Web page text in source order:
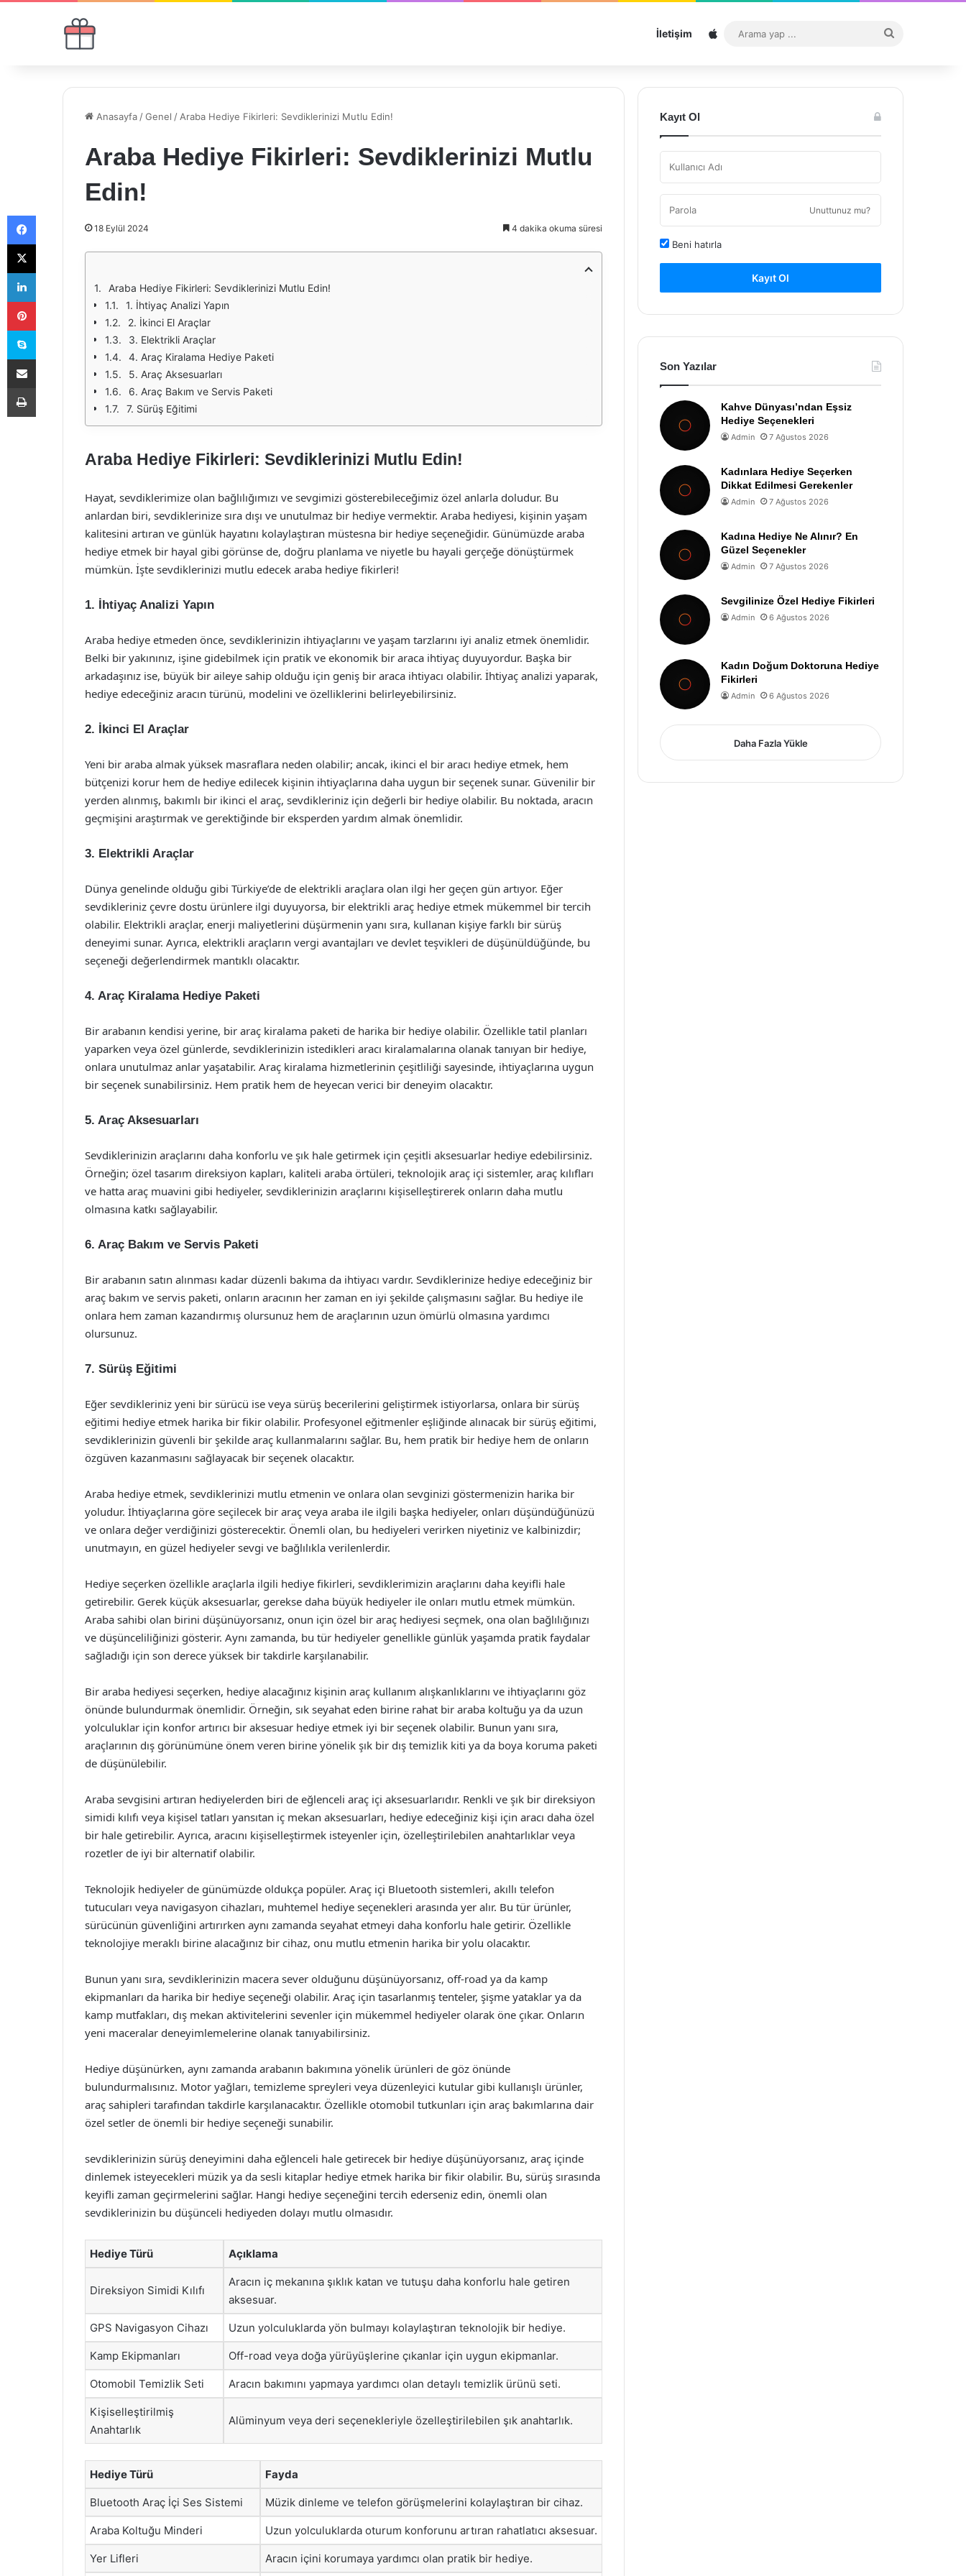
İletişim Sitemap
...
Anasayfa /Genel / Araba Hediye Fikirleri: Sevdiklerinizi Mutlu Edin!
Araba Hediye Fikirleri: Sevdiklerinizi Mutlu
Edin!
18 Eylül 2024 4 dakika okuma süresi
Araba Hediye Fikirleri: Sevdiklerinizi Mutlu Edin!
1. İhtiyaç Analizi Yapın
2. İkinci El Araçlar
3. Elektrikli Araçlar
4. Araç Kiralama Hediye Paketi
5. Araç Aksesuarları
6. Araç Bakım ve Servis Paketi
7. Sürüş Eğitimi
Araba Hediye Fikirleri: Sevdiklerinizi Mutlu Edin!
Hayat, sevdiklerimize olan bağlılığımızı ve sevgimizi gösterebileceğimiz özel anlarla doludur. Bu
anlardan biri, sevdiklerinize sıra dışı ve unutulmaz bir hediye vermektir. Araba hediyesi, kişinin yaşam
kalitesini artıran ve günlük hayatını kolaylaştıran müstesna bir hediye seçeneğidir. Günümüzde araba
hediye etmek bir hayal gibi görünse de, doğru planlama ve niyetle bu hayali gerçeğe dönüştürmek
mümkün. İşte sevdiklerinizi mutlu edecek araba hediye fikirleri!
1. İhtiyaç Analizi Yapın
Araba hediye etmeden önce, sevdiklerinizin ihtiyaçlarını ve yaşam tarzlarını iyi analiz etmek önemlidir.
Belki bir yakınınız, işine gidebilmek için pratik ve ekonomik bir araca ihtiyaç duyuyordur. Başka bir
arkadaşınız ise, büyük bir aileye sahip olduğu için geniş bir araca ihtiyacı olabilir. İhtiyaç analizi yaparak,
hediye edeceğiniz aracın türünü, modelini ve özelliklerini belirleyebilirsiniz.
2. İkinci El Araçlar
Yeni bir araba almak yüksek masraflara neden olabilir; ancak, ikinci el bir aracı hediye etmek, hem
bütçenizi korur hem de hediye edilecek kişinin ihtiyaçlarına daha uygun bir seçenek sunar. Güvenilir bir
yerden alınmış, bakımlı bir ikinci el araç, sevdikleriniz için değerli bir hediye olabilir. Bu noktada, aracın
geçmişini araştırmak ve gerektiğinde bir eksperden yardım almak önemlidir.
3. Elektrikli Araçlar
Dünya genelinde olduğu gibi Türkiye’de de elektrikli araçlara olan ilgi her geçen gün artıyor. Eğer
sevdikleriniz çevre dostu ürünlere ilgi duyuyorsa, bir elektrikli araç hediye etmek mükemmel bir tercih
olabilir. Elektrikli araçlar, enerji maliyetlerini düşürmenin yanı sıra, kullanan kişiye farklı bir sürüş
deneyimi sunar. Ayrıca, elektrikli araçların vergi avantajları ve devlet teşvikleri de düşünüldüğünde, bu
seçeneği değerlendirmek mantıklı olacaktır.
4. Araç Kiralama Hediye Paketi
Bir arabanın kendisi yerine, bir araç kiralama paketi de harika bir hediye olabilir. Özellikle tatil planları
yaparken veya özel günlerde, sevdiklerinizin istedikleri aracı kiralamalarına olanak tanıyan bir hediye,
onlara unutulmaz anlar yaşatabilir. Araç kiralama hizmetlerinin çeşitliliği sayesinde, ihtiyaçlarına uygun
bir seçenek sunabilirsiniz. Hem pratik hem de heyecan verici bir deneyim olacaktır.
5. Araç Aksesuarları
Sevdiklerinizin araçlarını daha konforlu ve şık hale getirmek için çeşitli aksesuarlar hediye edebilirsiniz.
Örneğin; özel tasarım direksiyon kapları, kaliteli araba örtüleri, teknolojik araç içi sistemler, araç kılıfları
ve hatta araç muavini gibi hediyeler, sevdiklerinizin araçlarını kişiselleştirerek onların daha mutlu
olmasına katkı sağlayabilir.
6. Araç Bakım ve Servis Paketi
Bir arabanın satın alınması kadar düzenli bakıma da ihtiyacı vardır. Sevdiklerinize hediye edeceğiniz bir
araç bakım ve servis paketi, onların aracının her zaman en iyi şekilde çalışmasını sağlar. Bu hediye ile
onlara hem zaman kazandırmış olursunuz hem de araçlarının uzun ömürlü olmasına yardımcı
olursunuz.
7. Sürüş Eğitimi
Eğer sevdikleriniz yeni bir sürücü ise veya sürüş becerilerini geliştirmek istiyorlarsa, onlara bir sürüş
eğitimi hediye etmek harika bir fikir olabilir. Profesyonel eğitmenler eşliğinde alınacak bir sürüş eğitimi,
sevdiklerinizin güvenli bir şekilde araç kullanmalarını sağlar. Bu, hem pratik bir hediye hem de onların
özgüven kazanmasını sağlayacak bir seçenek olacaktır.
Araba hediye etmek, sevdiklerinizi mutlu etmenin ve onlara olan sevginizi göstermenizin harika bir
yoludur. İhtiyaçlarına göre seçilecek bir araç veya araba ile ilgili başka hediyeler, onları düşündüğünüzü
ve onlara değer verdiğinizi gösterecektir. Önemli olan, bu hediyeleri verirken niyetiniz ve kalbinizdir;
unutmayın, en güzel hediyeler sevgi ve bağlılıkla verilenlerdir.
Hediye seçerken özellikle araçlarla ilgili hediye fikirleri, sevdiklerimizin araçlarını daha keyifli hale
getirebilir. Gerek küçük aksesuarlar, gerekse daha büyük hediyeler ile onları mutlu etmek mümkün.
Araba sahibi olan birini düşünüyorsanız, onun için özel bir araç hediyesi seçmek, ona olan bağlılığınızı
ve düşünceliliğinizi gösterir. Aynı zamanda, bu tür hediyeler genellikle günlük yaşamda pratik faydalar
sağladığı için son derece yüksek bir takdirle karşılanabilir.
Bir araba hediyesi seçerken, hediye alacağınız kişinin araç kullanım alışkanlıklarını ve ihtiyaçlarını göz
önünde bulundurmak önemlidir. Örneğin, sık seyahat eden birine rahat bir araba koltuğu ya da uzun
yolculuklar için konfor artırıcı bir aksesuar hediye etmek iyi bir seçenek olabilir. Bunun yanı sıra,
araçlarının dış görünümüne önem veren birine yönelik şık bir dış temizlik kiti ya da boya koruma paketi
de düşünülebilir.
Araba sevgisini artıran hediyelerden biri de eğlenceli araç içi aksesuarlarıdır. Renkli ve şık bir direksiyon
simidi kılıfı veya kişisel tatları yansıtan iç mekan aksesuarları, hediye edeceğiniz kişi için aracı daha özel
bir hale getirebilir. Ayrıca, aracını kişiselleştirmek isteyenler için, özelleştirilebilen anahtarlıklar veya
rozetler de iyi bir alternatif olabilir.
Teknolojik hediyeler de günümüzde oldukça popüler. Araç içi Bluetooth sistemleri, akıllı telefon
tutucuları veya navigasyon cihazları, muhtemel hediye seçenekleri arasında yer alır. Bu tür ürünler,
sürücünün güvenliğini artırırken aynı zamanda seyahat etmeyi daha konforlu hale getirir. Özellikle
teknolojiye meraklı birine alacağınız bir cihaz, onu mutlu etmenin harika bir yolu olacaktır.
Bunun yanı sıra, sevdiklerinizin macera sever olduğunu düşünüyorsanız, off-road ya da kamp
ekipmanları da harika bir hediye seçeneği olabilir. Araç için tasarlanmış tenteler, şişme yataklar ya da
kamp mutfakları, dış mekan aktivitelerini sevenler için mükemmel hediyeler olarak öne çıkar. Onların
yeni maceralar deneyimlemelerine olanak tanıyabilirsiniz.
Hediye düşünürken, aynı zamanda arabanın bakımına yönelik ürünleri de göz önünde
bulundurmalısınız. Motor yağları, temizleme spreyleri veya düzenleyici kutular gibi kullanışlı ürünler,
araç sahipleri tarafından takdirle karşılanacaktır. Özellikle otomobil tutkunları için araç bakımlarına dair
özel setler de önemli bir hediye seçeneği sunabilir.
sevdiklerinizin sürüş deneyimini daha eğlenceli hale getirecek bir hediye düşünüyorsanız, araç içinde
dinlemek isteyecekleri müzik ya da sesli kitaplar hediye etmek harika bir fikir olabilir. Bu, sürüş sırasında
keyifli zaman geçirmelerini sağlar. Hangi hediye seçeneğini tercih ederseniz edin, önemli olan
sevdiklerinizin bu düşünceli hediyeden dolayı mutlu olmasıdır.
Hediye Türü Açıklama
Direksiyon Simidi Kılıfı
Aracın iç mekanına şıklık katan ve tutuşu daha konforlu hale getiren
aksesuar.
GPS Navigasyon Cihazı Uzun yolculuklarda yön bulmayı kolaylaştıran teknolojik bir hediye.
Kamp Ekipmanları Off-road veya doğa yürüyüşlerine çıkanlar için uygun ekipmanlar.
Otomobil Temizlik Seti Aracın bakımını yapmaya yardımcı olan detaylı temizlik ürünü seti.
Kişiselleştirilmiş
Anahtarlık
Alüminyum veya deri seçenekleriyle özelleştirilebilen şık anahtarlık.
Hediye Türü Fayda
Bluetooth Araç İçi Ses Sistemi Müzik dinleme ve telefon görüşmelerini kolaylaştıran bir cihaz.
Araba Koltuğu Minderi Uzun yolculuklarda oturum konforunu artıran rahatlatıcı aksesuar.
Yer Lifleri Aracın içini korumaya yardımcı olan pratik bir hediye.
Kayıt Ol
Unuttunuz mu?
Beni hatırla
Kayıt Ol
Son Yazılar
Kahve Dünyası’ndan Eşsiz
Hediye Seçenekleri
Admin 7 Ağustos 2026
Kadınlara Hediye Seçerken
Dikkat Edilmesi Gerekenler
Admin 7 Ağustos 2026
Kadına Hediye Ne Alınır? En
Güzel Seçenekler
Admin 7 Ağustos 2026
Sevgilinize Özel Hediye Fikirleri
Admin 6 Ağustos 2026
Kadın Doğum Doktoruna Hediye
Fikirleri
Admin 6 Ağustos 2026
Daha Fazla Yükle
Facebook
X
LinkedIn
Pinterest
Skype
E-Posta ile paylaş